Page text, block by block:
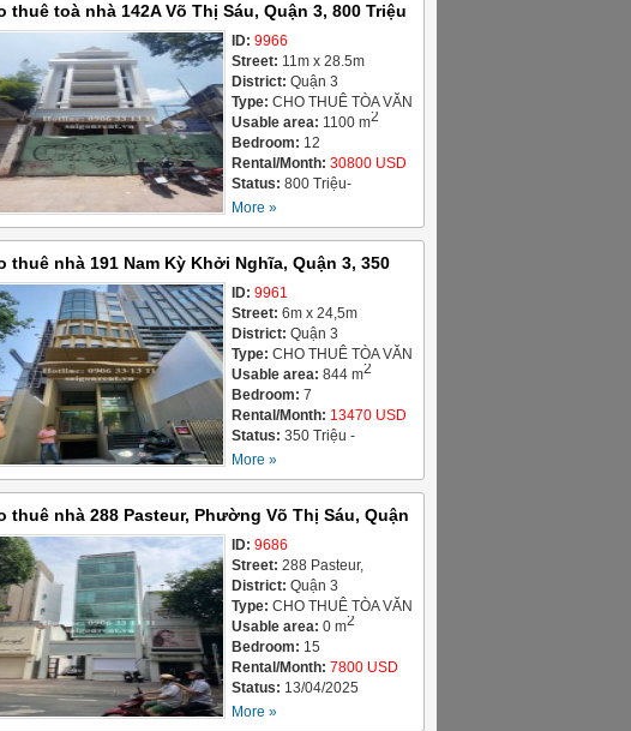
thuê toà nhà 142A Võ Thị Sáu, Quận 3, 800 Triệu
ID: 9966
Street: 11m x 28.5m
District: Quận 3
Type: CHO THUÊ TÒA VĂN
PHÒNG / OFFICE
BUILDING FOR LEASE
Usable area: 1100 m2
Bedroom: 12
Rental/Month: 30800 USD
Status: 800 Triệu-
26/04/2026- CN
More »
thuê nhà 191 Nam Kỳ Khởi Nghĩa, Quận 3, 350
ID: 9961
Street: 6m x 24,5m
District: Quận 3
Type: CHO THUÊ TÒA VĂN
PHÒNG / OFFICE
BUILDING FOR LEASE
Usable area: 844 m2
Bedroom: 7
Rental/Month: 13470 USD
Status: 350 Triệu -
15/04/2026
More »
thuê nhà 288 Pasteur, Phường Võ Thị Sáu, Quận
tích sử dụng 680m2, giá cho thuê 200 triệu/
( 7800 USD)
ID: 9686
Street: 288 Pasteur,
Phường Võ Thị Sáu
District: Quận 3
Type: CHO THUÊ TÒA VĂN
PHÒNG / OFFICE
BUILDING FOR LEASE
Usable area: 0 m2
Bedroom: 15
Rental/Month: 7800 USD
Status: 13/04/2025
More »